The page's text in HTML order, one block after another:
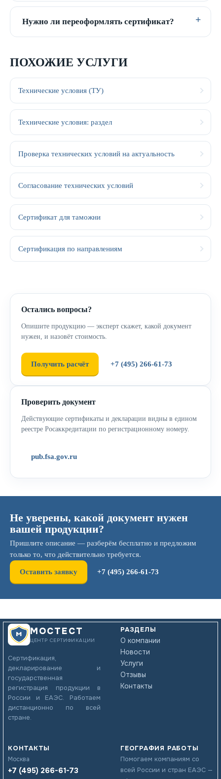
Нужно ли переоформлять сертификат?
ПОХОЖИЕ УСЛУГИ
Технические условия (ТУ)
Технические условия: раздел
Проверка технических условий на актуальность
Согласование технических условий
Сертификат для таможни
Сертификация по направлениям
Остались вопросы?
Опишите продукцию — эксперт скажет, какой документ
нужен, и назовёт стоимость.
Получить расчёт +7 (495) 266-61-73
Проверить документ
Действующие сертификаты и декларации видны в едином
реестре Росаккредитации по регистрационному номеру.
pub.fsa.gov.ru
Не уверены, какой документ нужен
вашей продукции?
Пришлите описание — разберём бесплатно и предложим
только то, что действительно требуется.
Оставить заявку +7 (495) 266-61-73
МОСТЕСТ
ЦЕНТР СЕРТИФИКАЦИИ
Сертификация,
декларирование и
государственная
регистрация продукции в
России и ЕАЭС. Работаем
дистанционно по всей
стране.
РАЗДЕЛЫ
О компании
Новости
Услуги
Отзывы
Контакты
КОНТАКТЫ
Москва
+7 (495) 266-61-73
ГЕОГРАФИЯ РАБОТЫ
Помогаем компаниям со
всей России и стран ЕАЭС —